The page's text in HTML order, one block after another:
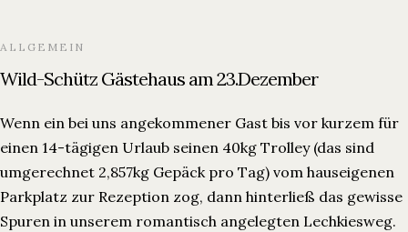
ALLGEMEIN
Wild-Schütz Gästehaus am 23.Dezember
Wenn ein bei uns angekommener Gast bis vor kurzem für
einen 14-tägigen Urlaub seinen 40kg Trolley (das sind
umgerechnet 2,857kg Gepäck pro Tag) vom hauseigenen
Parkplatz zur Rezeption zog, dann hinterließ das gewisse
Spuren in unserem romantisch angelegten Lechkiesweg.